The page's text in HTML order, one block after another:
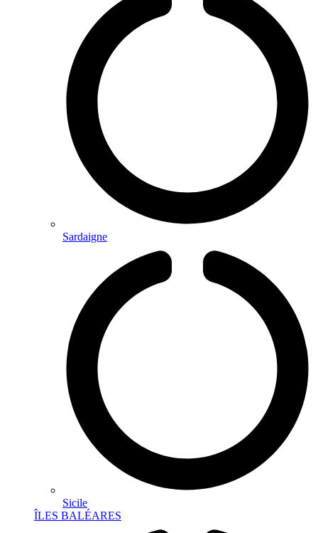
Sardaigne
Sicile
ÎLES BALÉARES